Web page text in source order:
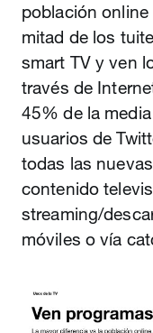
población
mitad de los
smart TV y ven
través de
45% de la
usuarios de
todas las
contenido
streaming/
móviles o vía